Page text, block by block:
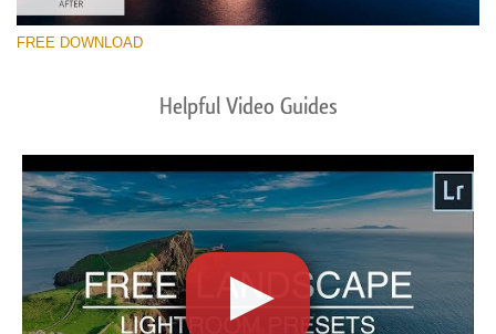
FREE DOWNLOAD
Helpful Video Guides